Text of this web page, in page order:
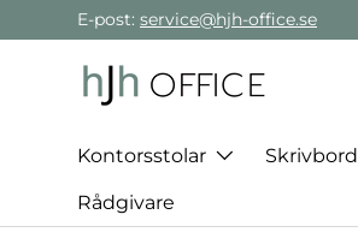
Gå direkt till innehållet
E-post: service@hjh-office.se
Kontorsstolar Skrivbord
Rådgivare